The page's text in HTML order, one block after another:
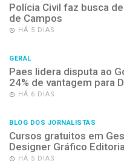
Polícia Civil faz busca
de Campos
HÁ 5 DIAS
GERAL
Paes lidera disputa ao
24% de vantagem para
HÁ 6 DIAS
BLOG DOS JORNALISTAS
Cursos gratuitos em
Designer Gráfico
HÁ 5 DIAS